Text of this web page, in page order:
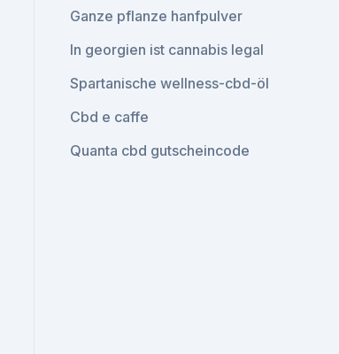
Ganze pflanze hanfpulver
In georgien ist cannabis legal
Spartanische wellness-cbd-öl
Cbd e caffe
Quanta cbd gutscheincode